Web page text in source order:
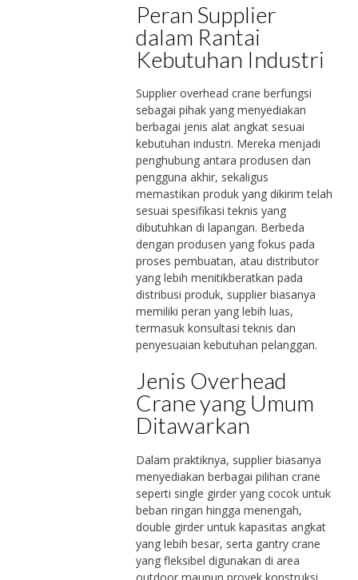
Peran Supplier
dalam Rantai
Kebutuhan Industri
Supplier overhead crane berfungsi
sebagai pihak yang menyediakan
berbagai jenis alat angkat sesuai
kebutuhan industri. Mereka menjadi
penghubung antara produsen dan
pengguna akhir, sekaligus
memastikan produk yang dikirim telah
sesuai spesifikasi teknis yang
dibutuhkan di lapangan. Berbeda
dengan produsen yang fokus pada
proses pembuatan, atau distributor
yang lebih menitikberatkan pada
distribusi produk, supplier biasanya
memiliki peran yang lebih luas,
termasuk konsultasi teknis dan
penyesuaian kebutuhan pelanggan.
Jenis Overhead
Crane yang Umum
Ditawarkan
Dalam praktiknya, supplier biasanya
menyediakan berbagai pilihan crane
seperti single girder yang cocok untuk
beban ringan hingga menengah,
double girder untuk kapasitas angkat
yang lebih besar, serta gantry crane
yang fleksibel digunakan di area
outdoor maupun proyek konstruksi.